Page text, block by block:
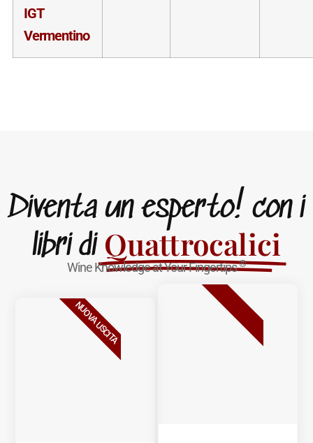
IGT
Vermentino
Diventa un esperto! con i
libri di Quattrocalici
Wine Knowledge at Your Fingertips®
NUOVA USCITA BESTSELLER